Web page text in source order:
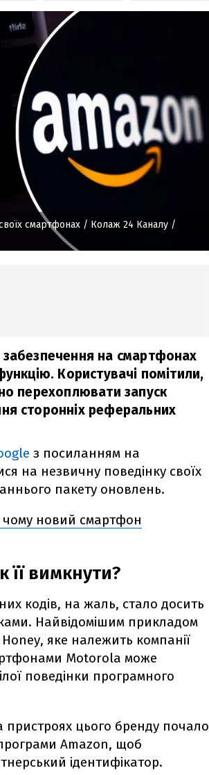
смартфонах / Колаж 24 Каналу /
на смартфонах
Користувачі помітили,
перехоплювати запуск
сторонніх реферальних
з посиланням на
на незвичну поведінку своїх
пакету оновлень.
чому новий смартфон
її вимкнути?
кодів, на жаль, стало досить
Найвідомішим прикладом
яке належить компанії
Motorola може
поведінки програмного
пристроях цього бренду почало
Amazon, щоб
ідентифікатор.